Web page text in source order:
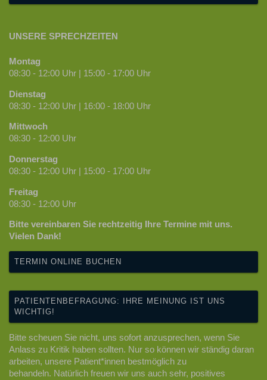
UNSERE SPRECHZEITEN
Montag
08:30 - 12:00 Uhr | 15:00 - 17:00 Uhr
Dienstag
08:30 - 12:00 Uhr | 16:00 - 18:00 Uhr
Mittwoch
08:30 - 12:00 Uhr
Donnerstag
08:30 - 12:00 Uhr | 15:00 - 17:00 Uhr
Freitag
08:30 - 12:00 Uhr
Bitte vereinbaren Sie rechtzeitig Ihre Termine mit uns.
Vielen Dank!
TERMIN ONLINE BUCHEN
PATIENTENBEFRAGUNG: IHRE MEINUNG IST UNS
WICHTIG!
Bitte scheuen Sie nicht, uns sofort anzusprechen, wenn Sie
Anlass zu Kritik haben sollten. Nur so können wir ständig daran
arbeiten, unsere Patient*innen bestmöglich zu
behandeln. Natürlich freuen wir uns auch sehr, positives